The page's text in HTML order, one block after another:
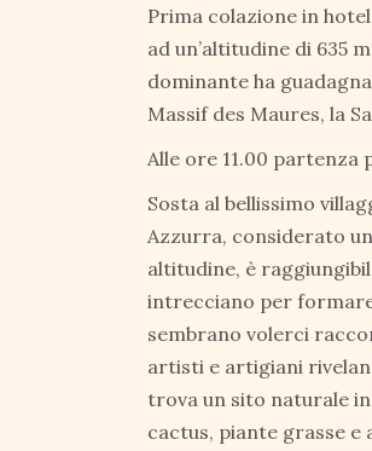
Prima colazione in
ad un’altitudine di 635
dominante ha
Massif des Maures, la
Alle ore 11.00
Sosta al bellissimo
Azzurra, considerato
altitudine, è
intrecciano per
sembrano volerci
artisti e artigiani
trova un sito naturale
cactus, piante grasse